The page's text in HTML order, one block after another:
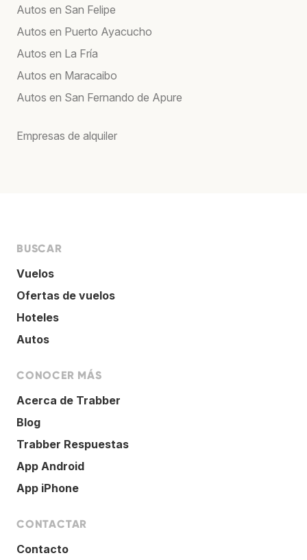
Autos en San Felipe
Autos en Puerto Ayacucho
Autos en La Fría
Autos en Maracaibo
Autos en San Fernando de Apure
Empresas de alquiler
BUSCAR
Vuelos
Ofertas de vuelos
Hoteles
Autos
CONOCER MÁS
Acerca de Trabber
Blog
Trabber Respuestas
App Android
App iPhone
CONTACTAR
Contacto